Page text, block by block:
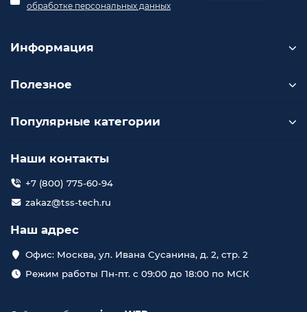
обработке персональных данных
Информация
Полезное
Популярные категории
Наши контакты
+7 (800) 775-60-94
zakaz@tss-tech.ru
Наш адрес
Офис: Москва, ул. Ивана Сусанина, д. 2, стр. 2
Режим работы Пн-пт. с 09:00 до 18:00 по МСК